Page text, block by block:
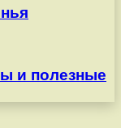
и полезные